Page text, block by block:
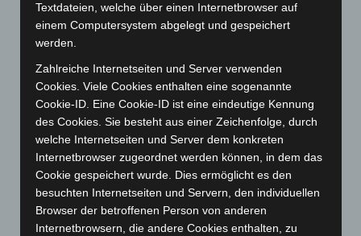
Januar 2023(140)
Dezember 2022
November 2022
(167)
Oktober 2022(166)
September 2022(205)
August 2022(166)
Juli 2022(133)
Juni 2022(167)
Mai 2022(177)
April 2022(198)
Textdateien, welche über einen Internetbrowser auf
einem Computersystem abgelegt und gespeichert
werden.
Zahlreiche Internetseiten und Server verwenden
Cookies. Viele Cookies enthalten eine sogenannte
Cookie-ID. Eine Cookie-ID ist eine eindeutige Kennung
des Cookies. Sie besteht aus einer Zeichenfolge, durch
welche Internetseiten und Server dem konkreten
Internetbrowser zugeordnet werden können, in dem das
Cookie gespeichert wurde. Dies ermöglicht es den
besuchten Internetseiten und Servern, den individuellen
Browser der betroffenen Person von anderen
Internetbrowsern, die andere Cookies enthalten, zu